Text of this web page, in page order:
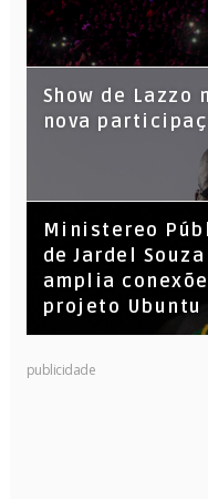
Show de Lazzo
nova
​Ministereo
de Jardel
amplia
projeto Ubuntu
KL Jay
publicidade